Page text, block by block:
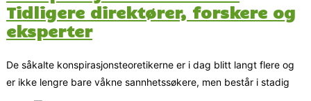
Tidligere direktører, forskere og
eksperter
De såkalte konspirasjonsteoretikerne er i dag blitt langt flere og
er ikke lengre bare våkne sannhetssøkere, men består i stadig